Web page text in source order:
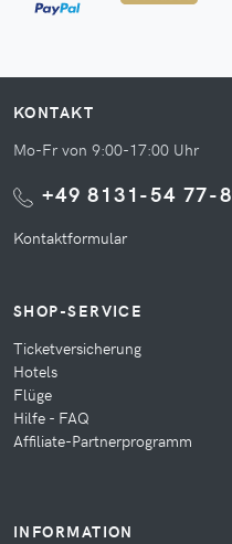
KONTAKT
Mo-Fr von 9:00-17:00 Uhr
+49 8131-54 77-8
Kontaktformular
SHOP-SERVICE
Ticketversicherung
Hotels
Flüge
Hilfe - FAQ
Affiliate-Partnerprogramm
INFORMATION